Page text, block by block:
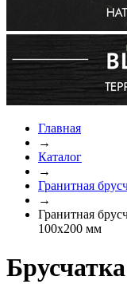
Главная
→
Каталог
→
Гранитная
→
Гранитная
100x200 мм